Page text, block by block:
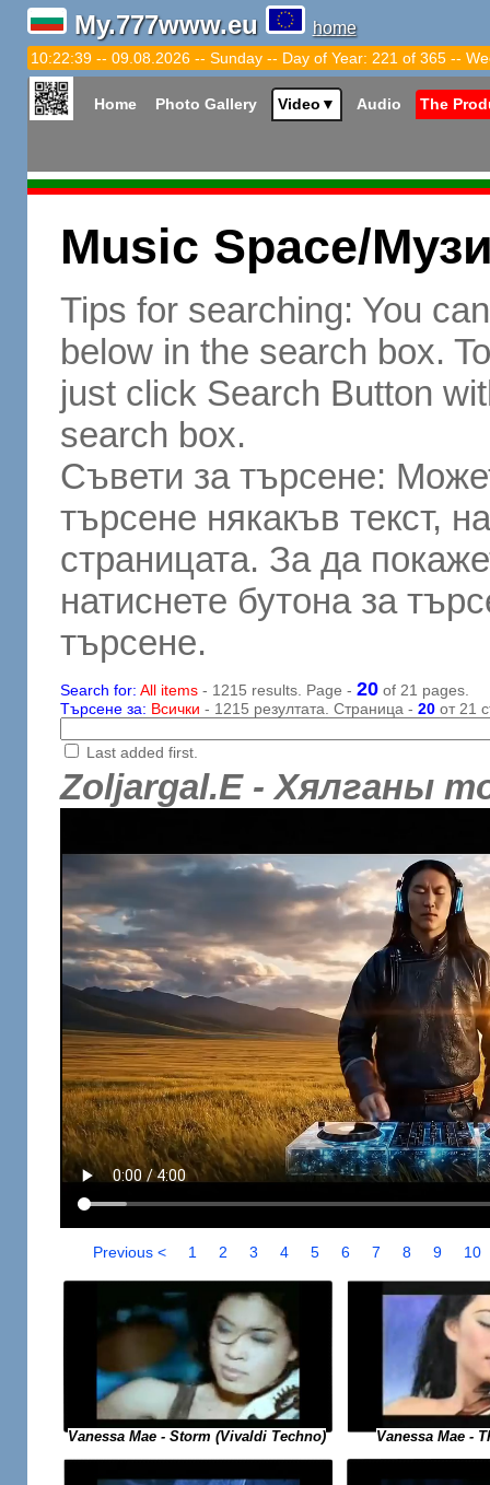
My.777www.eu home
10:22:41 -- 09.08.2026 -- Sunday -- Day of Year: 221 of 365 --
Home Photo Gallery Video ▼ Audio The
Music Space/
Tips for searching: You
below in the search box.
just click Search Button
search box.
Съвети за търсене:
търсене някакъв текст,
страницата. За да
натиснете бутона за
търсене.
Search for: All items- 1215 results. Page - 20of 21 pages.
Търсене за: Всички - 1215 резултата. Страница - 20от 21
Last added first.
Zoljargal.E - Хялганы
Previous < 1 2 3 4 5 6 7 8 9 10
Vanessa Mae - Storm (Vivaldi Techno) Vanessa Mae -